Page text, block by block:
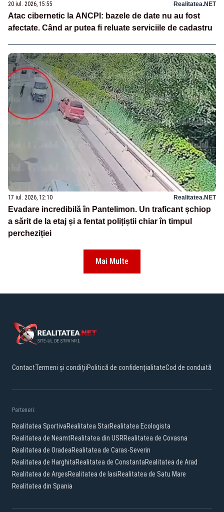
20 iul. 2026, 15:55 Realitatea.NET
Atac cibernetic la ANCPI: bazele de date nu au fost
afectate. Când ar putea fi reluate serviciile de cadastru
17 iul. 2026, 12:10 Realitatea.NET
Evadare incredibilă în Pantelimon. Un traficant șchiop
a sărit de la etaj și a fentat polițiștii chiar în timpul
percheziției
Mai Multe
ContactTermeni și condițiiPolitică de confidențialitateCod de conduită
Parteneri:
Realitatea SportivaRealitatea StarRealitatea Ecologista
Realitatea de NeamtRealitatea din USRRealitatea de Covasna
Realitatea de OradeaRealitatea de Caras-Severin
Realitatea de HarghitaRealitatea de ConstantaRealitatea de Arad
Realitatea de ArgesRealitatea de IasiRealitatea de Satu Mare
Realitatea din Spania